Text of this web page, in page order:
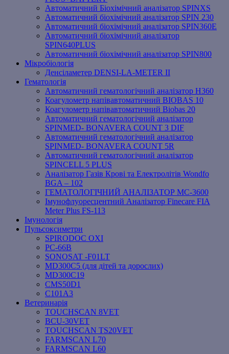
Автоматичний Біохімічний аналізатор SPINXS
Автоматичний біохімічний аналізатор SPIN 230
Автоматичний біохімічний аналізатор SPIN360E
Автоматичний біохімічний аналізатор
SPIN640PLUS
Автоматичний біохімічний аналізатор SPIN800
Мікробіологія
Денсіламетер DENSI-LA-METER ІІ
Гематологія
Автоматичний гематологічний аналізатор Н360
Коагулометр напівавтоматичний BIOBAS 10
Коагулометр напівавтоматичний Biobas 20
Автоматичний гематологічний аналізатор
SPINMED- BONAVERA COUNT 3 DIF
Автоматичний гематологічний аналізатор
SPINMED- BONAVERA COUNT 5R
Автоматичний гематологічний аналізатор
SPINCELL 5 PLUS
Аналізатор Газів Крові та Електролітів Wondfo
BGA – 102
ГЕМАТОЛОГІЧНИЙ АНАЛІЗАТОР MC-3600
Імунофлуоресцентний Аналізатор Finecare FIA
Meter Plus FS-113
Імунологія
Пульсоксиметри
SPIRODOC OXI
PC-66B
SONOSAT -F01LT
MD300C5 (для дітей та дорослих)
MD300C19
СMS50D1
С101A3
Ветеринарія
TOUCHSCAN 8VET
BCU-30VET
TOUCHSCAN TS20VET
FARMSCAN L70
FARMSCAN L60